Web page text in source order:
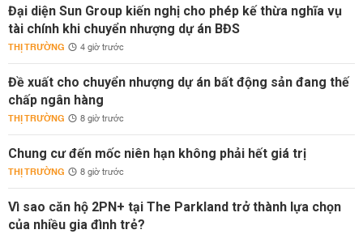
Đại diện Sun Group kiến nghị cho phép kế thừa nghĩa vụ
tài chính khi chuyển nhượng dự án BĐS
THỊ TRƯỜNG 4 giờ trước
Đề xuất cho chuyển nhượng dự án bất động sản đang thế
chấp ngân hàng
THỊ TRƯỜNG 8 giờ trước
Chung cư đến mốc niên hạn không phải hết giá trị
THỊ TRƯỜNG 8 giờ trước
Vì sao căn hộ 2PN+ tại The Parkland trở thành lựa chọn
của nhiều gia đình trẻ?